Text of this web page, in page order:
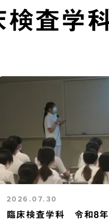
検査学
2026.07.30
臨床検査学科 令和8年